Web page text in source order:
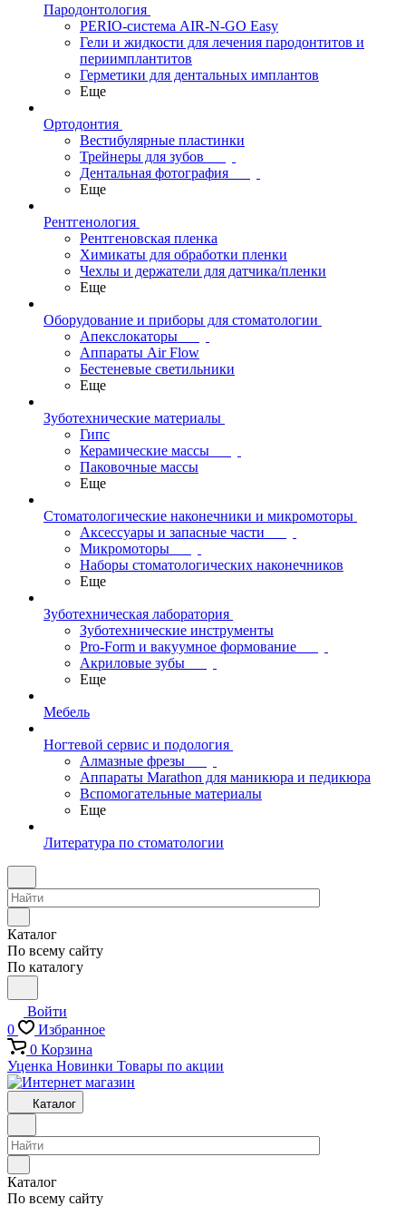
Пародонтология
PERIO-система AIR-N-GO Easy
Гели и жидкости для лечения пародонтитов и
периимплантитов
Герметики для дентальных имплантов
Еще
Ортодонтия
Вестибулярные пластинки
Трейнеры для зубов
Дентальная фотография
Еще
Рентгенология
Рентгеновская пленка
Химикаты для обработки пленки
Чехлы и держатели для датчика/пленки
Еще
Оборудование и приборы для стоматологии
Апекслокаторы
Аппараты Air Flow
Бестеневые светильники
Еще
Зуботехнические материалы
Гипс
Керамические массы
Паковочные массы
Еще
Стоматологические наконечники и микромоторы
Аксессуары и запасные части
Микромоторы
Наборы стоматологических наконечников
Еще
Зуботехническая лаборатория
Зуботехнические инструменты
Pro-Form и вакуумное формование
Акриловые зубы
Еще
Мебель
Ногтевой сервис и подология
Алмазные фрезы
Аппараты Marathon для маникюра и педикюра
Вспомогательные материалы
Еще
Литература по стоматологии
Каталог
По всему сайту
По каталогу
Войти
0
Избранное
0 Корзина
Уценка Новинки Товары по акции
Каталог
Каталог
По всему сайту